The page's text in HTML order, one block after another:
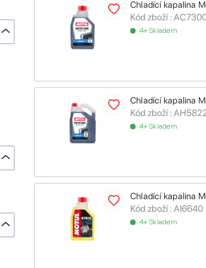
Chladící kapalina
Kód zboží :
4+ Skladem
Chladící kapalina
Kód zboží :
4+ Skladem
Chladící kapalina
Kód zboží : AI6640
4+ Skladem